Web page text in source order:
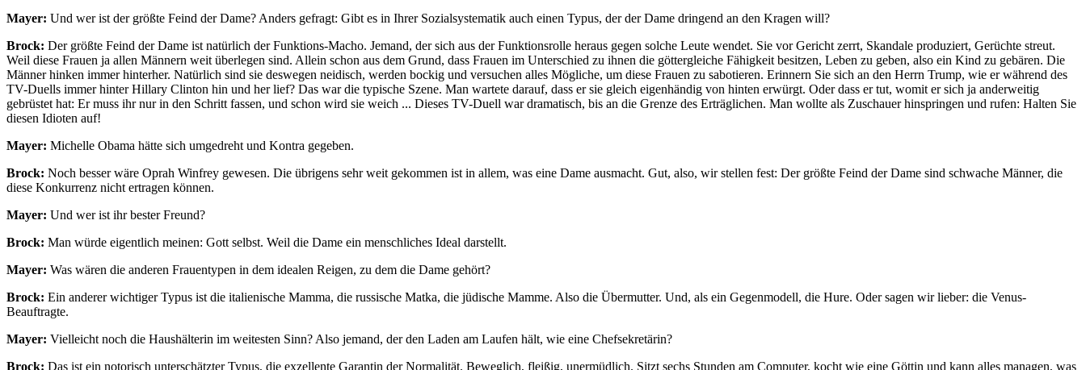
Mayer: Und wer ist der größte Feind der Dame? Anders gefragt: Gibt es in Ihrer Sozialsystematik auch einen Typus, der der Dame dringend an den Kragen will?
Brock: Der größte Feind der Dame ist natürlich der Funktions-Macho. Jemand, der sich aus der Funktionsrolle heraus gegen solche Leute wendet. Sie vor Gericht zerrt, Skandale produziert, Gerüchte streut.
Weil diese Frauen ja allen Männern weit überlegen sind. Allein schon aus dem Grund, dass Frauen im Unterschied zu ihnen die göttergleiche Fähigkeit besitzen, Leben zu geben, also ein Kind zu gebären. Die
Männer hinken immer hinterher. Natürlich sind sie deswegen neidisch, werden bockig und versuchen alles Mögliche, um diese Frauen zu sabotieren. Erinnern Sie sich an den Herrn Trump, wie er während des
TV-Duells immer hinter Hillary Clinton hin und her lief? Das war die typische Szene. Man wartete darauf, dass er sie gleich eigenhändig von hinten erwürgt. Oder dass er tut, womit er sich ja anderweitig
gebrüstet hat: Er muss ihr nur in den Schritt fassen, und schon wird sie weich ... Dieses TV-Duell war dramatisch, bis an die Grenze des Erträglichen. Man wollte als Zuschauer hinspringen und rufen: Halten Sie
diesen Idioten auf!
Mayer: Michelle Obama hätte sich umgedreht und Kontra gegeben.
Brock: Noch besser wäre Oprah Winfrey gewesen. Die übrigens sehr weit gekommen ist in allem, was eine Dame ausmacht. Gut, also, wir stellen fest: Der größte Feind der Dame sind schwache Männer, die
diese Konkurrenz nicht ertragen können.
Mayer: Und wer ist ihr bester Freund?
Brock: Man würde eigentlich meinen: Gott selbst. Weil die Dame ein menschliches Ideal darstellt.
Mayer: Was wären die anderen Frauentypen in dem idealen Reigen, zu dem die Dame gehört?
Brock: Ein anderer wichtiger Typus ist die italienische Mamma, die russische Matka, die jüdische Mamme. Also die Übermutter. Und, als ein Gegenmodell, die Hure. Oder sagen wir lieber: die Venus-
Beauftragte.
Mayer: Vielleicht noch die Haushälterin im weitesten Sinn? Also jemand, der den Laden am Laufen hält, wie eine Chefsekretärin?
Brock: Das ist ein notorisch unterschätzter Typus, die exzellente Garantin der Normalität. Beweglich, fleißig, unermüdlich. Sitzt sechs Stunden am Computer, kocht wie eine Göttin und kann alles managen, was